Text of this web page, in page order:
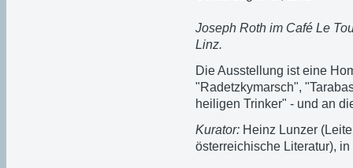
Joseph Roth im Café Le
Linz.
Die Ausstellung ist eine
"Radetzkymarsch",
heiligen Trinker" - und an
Kurator: Heinz Lunzer
österreichische Literatur),